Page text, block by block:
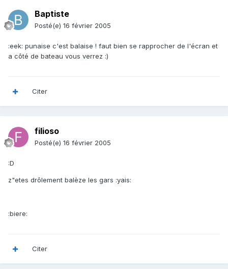
Baptiste
Posté(e) 16 février 2005
:eek: punaise c'est balaise ! faut bien se rapprocher de l'écran et
a côté de bateau vous verrez :)
Citer
filioso
Posté(e) 16 février 2005
:D
z"etes drôlement balèze les gars :yais:
:biere:
Citer